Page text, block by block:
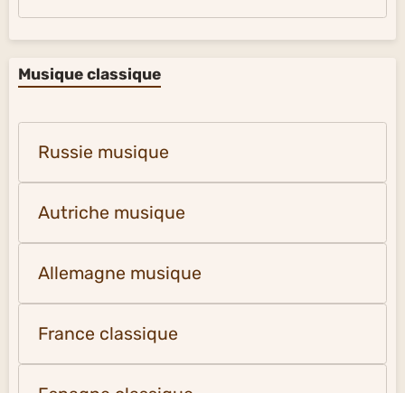
Musique classique
Russie musique
Autriche musique
Allemagne musique
France classique